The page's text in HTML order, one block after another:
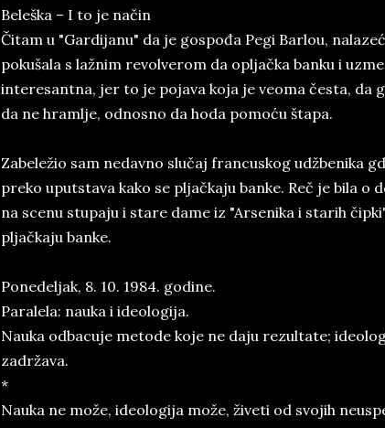
Beleška – I to je način
Čitam u "Gardijanu" da je gospođa Pegi Barlou,
pokušala s lažnim revolverom da opljačka banku i
interesantna, jer to je pojava koja je veoma česta, da
da ne hramlje, odnosno da hoda pomoću štapa.
Zabeležio sam nedavno slučaj francuskog udžbenika
preko uputstava kako se pljačkaju banke. Reč je bila o
na scenu stupaju i stare dame iz "Arsenika i starih
pljačkaju banke.
Ponedeljak, 8. 10. 1984. godine.
Paralela: nauka i ideologija.
Nauka odbacuje metode koje ne daju rezultate;
zadržava.
*
Nauka ne može, ideologija može, živeti od svojih